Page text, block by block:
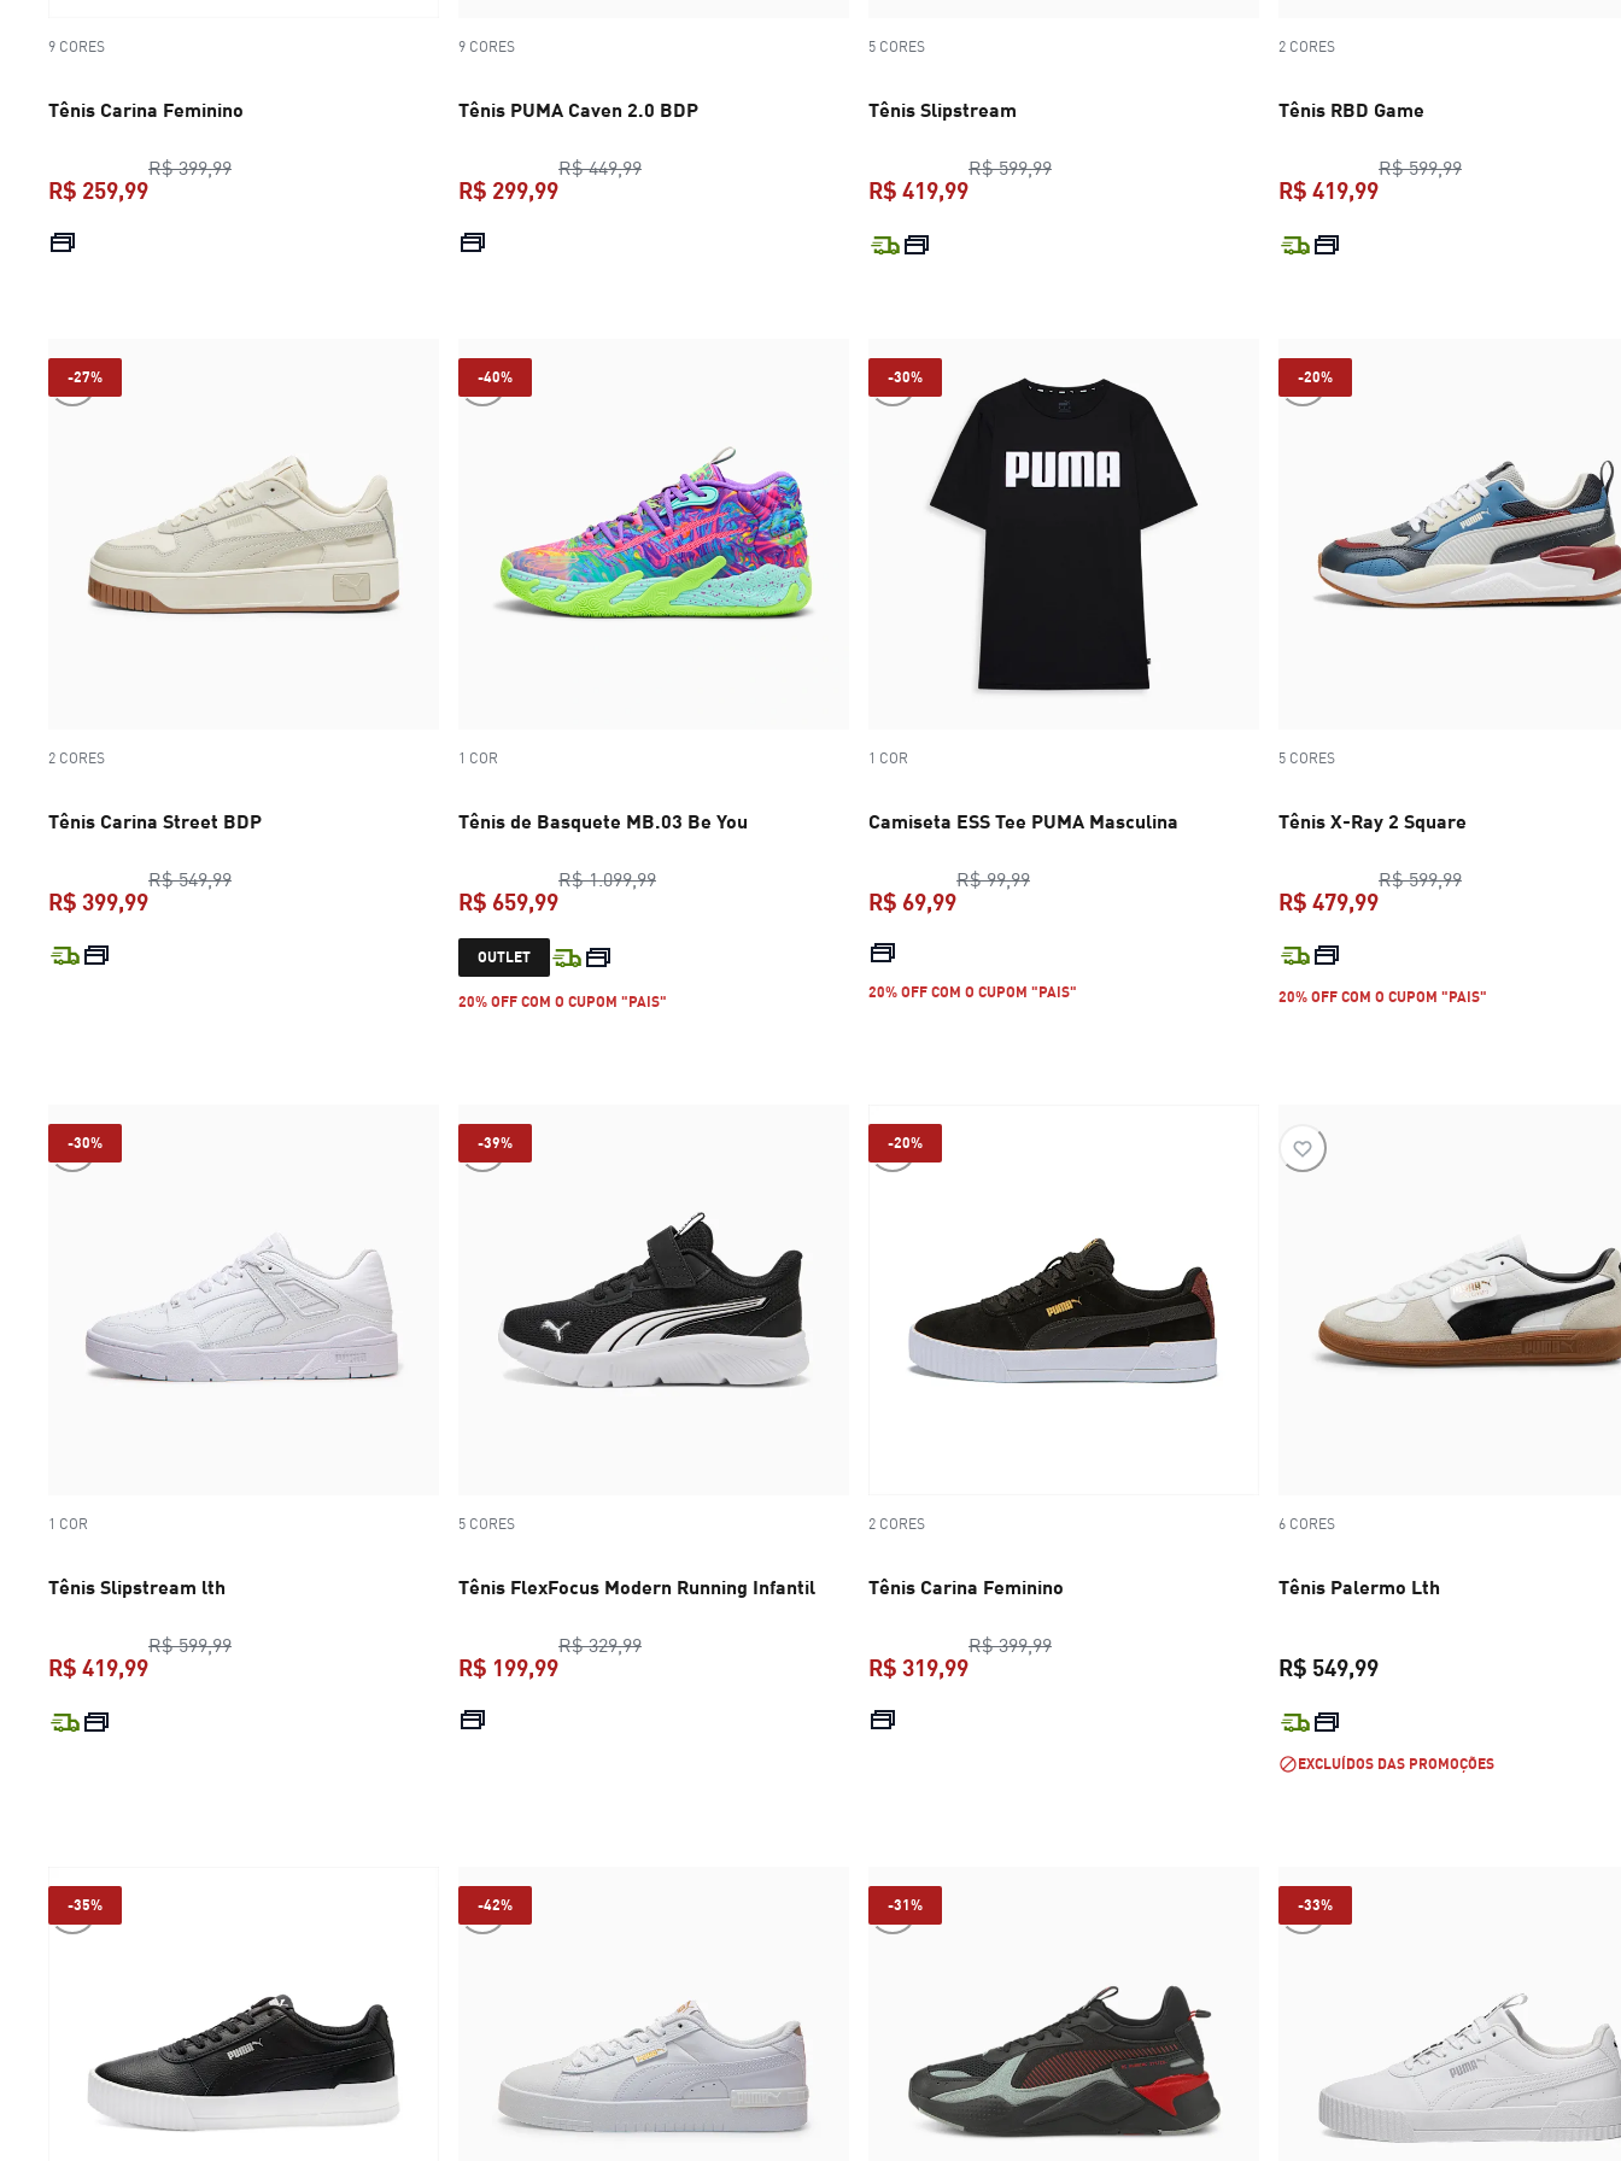
9 CORES
Tênis Carina Feminino
R$ 399,99preço original R$ 399,99
R$ 259,99
9 CORES
Tênis PUMA Caven 2.0 BDP
R$ 449,99preço original R$ 449,99
R$ 299,99
5 CORES
Tênis Slipstream
R$ 599,99preço original R$ 599,99
R$ 419,99
2 CORES
Tênis RBD Game
R$ 599,99preço original R$
R$ 419,99
-27%
2 CORES
Tênis Carina Street BDP
R$ 549,99preço original R$ 549,99
R$ 399,99
-40%
1 COR
Tênis de Basquete MB.03 Be You
R$ 1.099,99preço original R$ 1.099,99
R$ 659,99
preço atual R$ 659,99
OUTLET
20% OFF COM O CUPOM "PAIS"
-30%
1 COR
Camiseta ESS Tee PUMA Masculina
R$ 99,99preço original R$ 99,99
R$ 69,99
20% OFF COM O CUPOM "PAIS"
-20%
5 CORES
Tênis X-Ray 2 Square
R$ 599,99preço original R$
R$ 479,99
20% OFF COM O CUPOM "PAIS"
-30%
1 COR
Tênis Slipstream lth
R$ 599,99preço original R$ 599,99
R$ 419,99
-39%
5 CORES
Tênis FlexFocus Modern Running Infantil
R$ 329,99preço original R$ 329,99
R$ 199,99
-20%
2 CORES
Tênis Carina Feminino
R$ 399,99preço original R$ 399,99
R$ 319,99
6 CORES
Tênis Palermo Lth
R$ 549,99
EXCLUÍDOS DAS PROMOÇÕES
-35% -42% -31% -33%